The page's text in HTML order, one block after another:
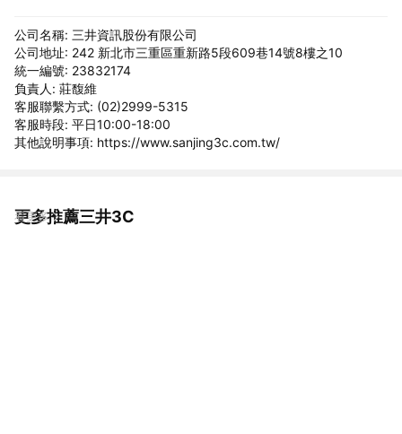
公司名稱: 三井資訊股份有限公司
公司地址: 242 新北市三重區重新路5段609巷14號8樓之10
統一編號: 23832174
負責人: 莊馥維
客服聯繫方式: (02)2999-5315
客服時段: 平日10:00-18:00
其他說明事項: https://www.sanjing3c.com.tw/
更多推薦三井3C
看更多